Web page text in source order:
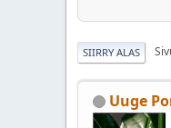
SIIRRY ALAS
Uuge